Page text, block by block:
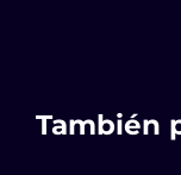
También